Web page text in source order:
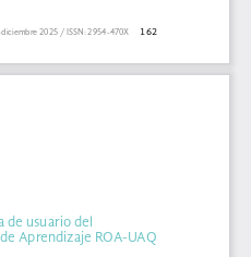
162
2025 / ISSN: 2954-470X
de usuario del
Aprendizaje ROA-UAQ